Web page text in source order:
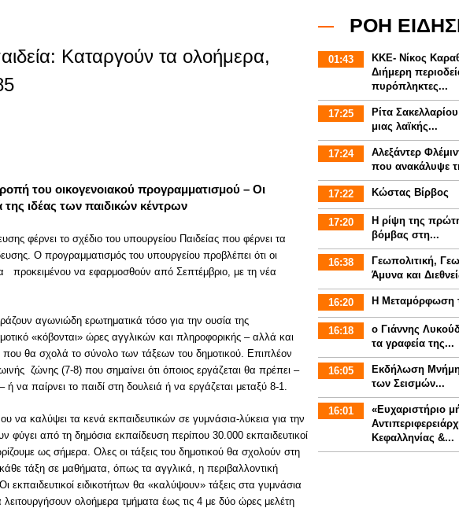
Καταργούν τα ολοήμερα,
του οικογενοιακού προγραμματισμού – Οι
ιδέας των παιδικών κέντρων
φέρνει το σχέδιο του υπουργείου Παιδείας που φέρνει τα
Ο προγραμματισμός του υπουργείου προβλέπει ότι οι
προκειμένου να εφαρμοσθούν από Σεπτέμβριο, με τη νέα
αγωνιώδη ερωτηματικά τόσο για την ουσία της
«κόβονται» ώρες αγγλικών και πληροφορικής – αλλά και
που θα σχολά το σύνολο των τάξεων του δημοτικού. Επιπλέον
ζώνης (7-8) που σημαίνει ότι όποιος εργάζεται θα πρέπει –
να παίρνει το παιδί στη δουλειά ή να εργάζεται μεταξύ 8-1.
να καλύψει τα κενά εκπαιδευτικών σε γυμνάσια-λύκεια για την
από τη δημόσια εκπαίδευση περίπου 30.000 εκπαιδευτικοί
ως σήμερα. Ολες οι τάξεις του δημοτικού θα σχολούν στη
τάξη σε μαθήματα, όπως τα αγγλικά, η περιβαλλοντική
εκπαιδευτικοί ειδικοτήτων θα «καλύψουν» τάξεις στα γυμνάσια
ολοήμερα τμήματα έως τις 4 με δύο ώρες μελέτη
ΡΟΗ
01:43
ΚΚΕ- Νίκος
Διήμερη
πυρόπληκτες...
17:25
Ρίτα
μιας λαϊκής...
17:24
Αλεξάντερ
που ανακάλυψε
17:22 Κώστας Βίρβος
17:20
Η ρίψη της
βόμβας στη...
16:38
Γεωπολιτική,
Άμυνα και
16:20 Η Μεταμόρφωση
16:18
ο Γιάννης
τα γραφεία της...
16:05
Εκδήλωση
των Σεισμών...
16:01
«Ευχαριστήριο
Κεφαλληνίας &...